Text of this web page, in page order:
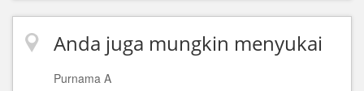
Anda juga mungkin menyukai
Purnama A